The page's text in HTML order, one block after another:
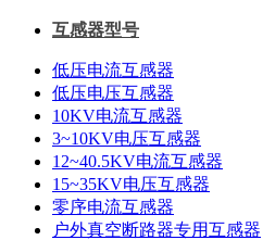
互感器型号
低压电流互感器
低压电压互感器
10KV电流互感器
3~10KV电压互感器
12~40.5KV电流互感器
15~35KV电压互感器
零序电流互感器
户外真空断路器专用互感器